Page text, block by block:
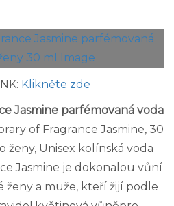
Klikněte zde
Jasmine parfémovaná voda
of Fragrance Jasmine, 30
ženy, Unisex kolínská voda
Jasmine je dokonalou vůní
ženy a muže, kteří žijí podle